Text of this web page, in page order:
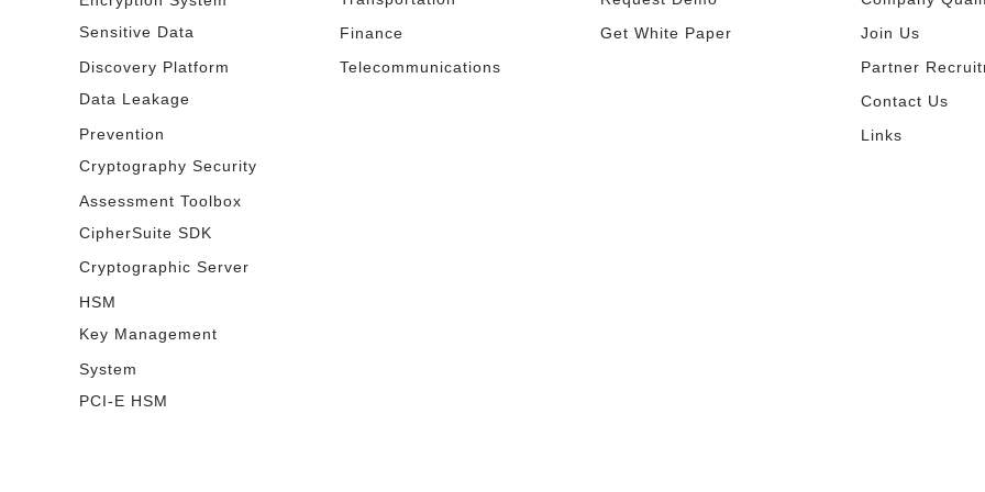
Sensitive Data
Discovery Platform
Data Leakage
Prevention
Cryptography Security
Assessment Toolbox
CipherSuite SDK
Cryptographic Server
HSM
Key Management
System
PCI-E HSM
Finance
Telecommunications
Get White Paper
Join Us
Partner
Contact Us
Links